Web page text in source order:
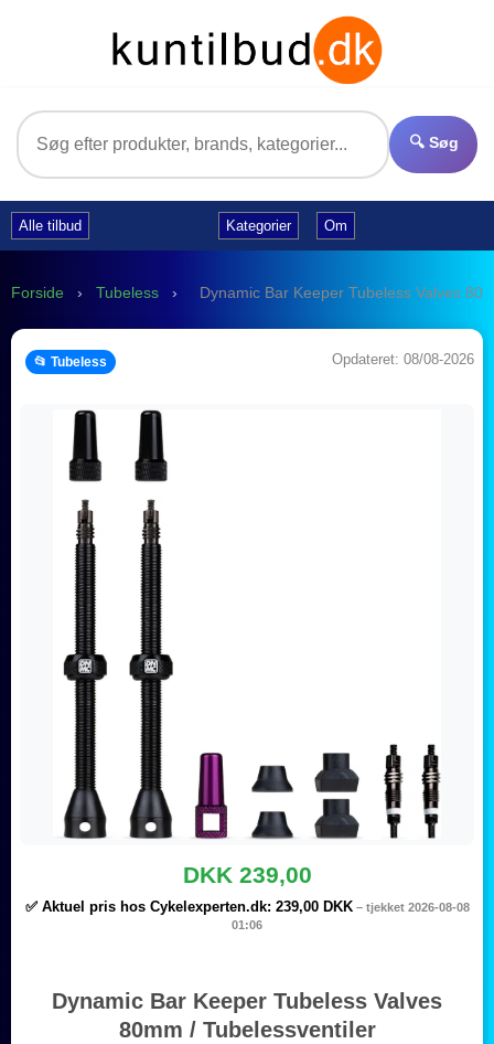
🔍 Søg
Alle tilbud Kategorier Om
Forside › Tubeless › Dynamic Bar Keeper Tubeless Valves
📂 Tubeless Opdateret: 08/08-2026
DKK 239,00
✅ Aktuel pris hos Cykelexperten.dk: 239,00 DKK– tjekket 2026-08-08
01:06
Dynamic Bar Keeper Tubeless Valves
80mm / Tubelessventiler